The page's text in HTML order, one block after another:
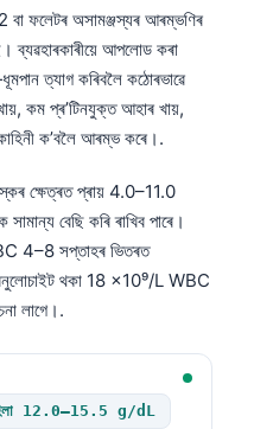
ফলেটৰ অসামঞ্জস্যৰ আৰম্ভণিৰ
ব্যৱহাৰকাৰীয়ে আপলোড কৰা
ত্যাগ কৰিবলৈ কঠোৰভাৱে
কম প্ৰ’টিনযুক্ত আহাৰ খায়,
ক’বলৈ আৰম্ভ কৰে।.
ক্ষেত্ৰত প্ৰায় 4.0–11.0
বেছি কৰি ৰাখিব পাৰে।
4–8 সপ্তাহৰ ভিতৰত
থকা 18 ×10⁹/L WBC
লাগে।.
12.0–15.5 g/dL